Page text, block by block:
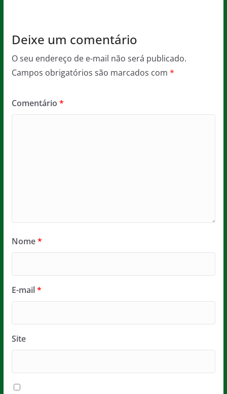
Deixe um comentário
O seu endereço de e-mail não será publicado.
Campos obrigatórios são marcados com *
Comentário *
Nome*
E-mail*
Site